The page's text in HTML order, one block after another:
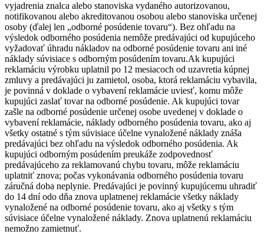
vyjadrenia znalca alebo stanoviska vydaného autorizovanou,
notifikovanou alebo akreditovanou osobou alebo stanoviska určenej
osoby (ďalej len „odborné posúdenie tovaru“). Bez ohľadu na
výsledok odborného posúdenia nemôže predávajúci od kupujúceho
vyžadovať úhradu nákladov na odborné posúdenie tovaru ani iné
náklady súvisiace s odborným posúdením tovaru.Ak kupujúci
reklamáciu výrobku uplatnil po 12 mesiacoch od uzavretia kúpnej
zmluvy a predávajúci ju zamietol, osoba, ktorá reklamáciu vybavila,
je povinná v doklade o vybavení reklamácie uviesť, komu môže
kupujúci zaslať tovar na odborné posúdenie. Ak kupujúci tovar
zašle na odborné posúdenie určenej osobe uvedenej v doklade o
vybavení reklamácie, náklady odborného posúdenia tovaru, ako aj
všetky ostatné s tým súvisiace účelne vynaložené náklady znáša
predávajúci bez ohľadu na výsledok odborného posúdenia. Ak
kupujúci odborným posúdením preukáže zodpovednosť
predávajúceho za reklamovanú chybu tovaru, môže reklamáciu
uplatniť znova; počas vykonávania odborného posúdenia tovaru
záručná doba neplynie. Predávajúci je povinný kupujúcemu uhradiť
do 14 dní odo dňa znova uplatnenej reklamácie všetky náklady
vynaložené na odborné posúdenie tovaru, ako aj všetky s tým
súvisiace účelne vynaložené náklady. Znova uplatnenú reklamáciu
nemožno zamietnuť.